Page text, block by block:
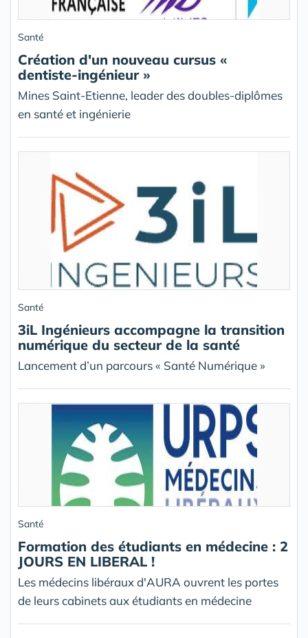
Santé
Création d'un nouveau cursus «
dentiste-ingénieur »
Mines Saint-Etienne, leader des doubles-diplômes
en santé et ingénierie
Santé
3iL Ingénieurs accompagne la transition
numérique du secteur de la santé
Lancement d’un parcours « Santé Numérique »
Santé
Formation des étudiants en médecine : 2
JOURS EN LIBERAL !
Les médecins libéraux d'AURA ouvrent les portes
de leurs cabinets aux étudiants en médecine